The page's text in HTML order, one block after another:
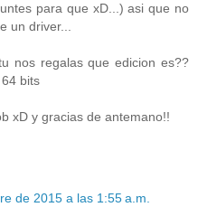
para que xD...) asi que no
un driver...
nos regalas que edicion es??
bits
xD y gracias de antemano!!
de 2015 a las 1:55 a.m.